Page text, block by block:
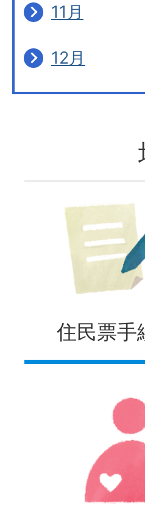
11月
12月
住民票手